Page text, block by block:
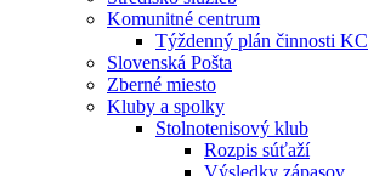
Komunitné centrum
Týždenný plán činnosti KC
Slovenská Pošta
Zberné miesto
Kluby a spolky
Stolnotenisový klub
Rozpis súťaží
Výsledky zápasov